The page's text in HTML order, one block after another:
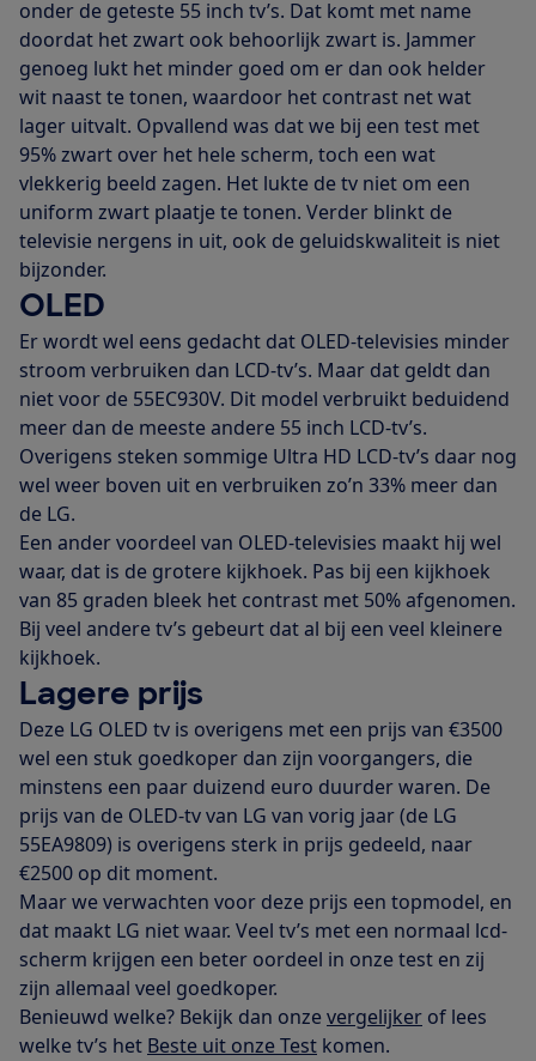
onder de geteste 55 inch tv’s. Dat komt met name
doordat het zwart ook behoorlijk zwart is. Jammer
genoeg lukt het minder goed om er dan ook helder
wit naast te tonen, waardoor het contrast net wat
lager uitvalt. Opvallend was dat we bij een test met
95% zwart over het hele scherm, toch een wat
vlekkerig beeld zagen. Het lukte de tv niet om een
uniform zwart plaatje te tonen. Verder blinkt de
televisie nergens in uit, ook de geluidskwaliteit is niet
bijzonder.
OLED
Er wordt wel eens gedacht dat OLED-televisies minder
stroom verbruiken dan LCD-tv’s. Maar dat geldt dan
niet voor de 55EC930V. Dit model verbruikt beduidend
meer dan de meeste andere 55 inch LCD-tv’s.
Overigens steken sommige Ultra HD LCD-tv’s daar nog
wel weer boven uit en verbruiken zo’n 33% meer dan
de LG.
Een ander voordeel van OLED-televisies maakt hij wel
waar, dat is de grotere kijkhoek. Pas bij een kijkhoek
van 85 graden bleek het contrast met 50% afgenomen.
Bij veel andere tv’s gebeurt dat al bij een veel kleinere
kijkhoek.
Lagere prijs
Deze LG OLED tv is overigens met een prijs van €3500
wel een stuk goedkoper dan zijn voorgangers, die
minstens een paar duizend euro duurder waren. De
prijs van de OLED-tv van LG van vorig jaar (de LG
55EA9809) is overigens sterk in prijs gedeeld, naar
€2500 op dit moment.
Maar we verwachten voor deze prijs een topmodel, en
dat maakt LG niet waar. Veel tv’s met een normaal lcd-
scherm krijgen een beter oordeel in onze test en zij
zijn allemaal veel goedkoper.
Benieuwd welke? Bekijk dan onzevergelijker of lees
welke tv’s het Beste uit onze Test komen.